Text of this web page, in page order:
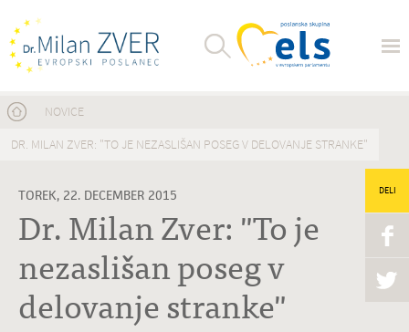
Nahajate se tukaj
NOVICE
DR. MILAN ZVER: "TO JE NEZASLIŠAN POSEG V DELOVANJE STRANKE"
TOREK, 22. DECEMBER 2015
Dr. Milan Zver: "To je
nezaslišan poseg v
delovanje stranke"
DELI